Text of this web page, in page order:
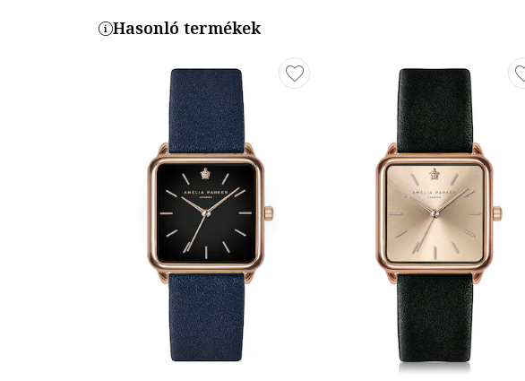
Tok mérete: 28 x 28
Szíj/Karkötő anyaga: bőr
Szíj/karperec színe: fekete
Szíj/Karkötő Szélesség: 18 mm
Szíj/Karkötő hossza: 21 cm
Termékszám
Hasonló termékek